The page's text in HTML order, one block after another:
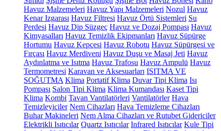
Havuz Malzemeleri Havuz Yapı Malzemeleri Nozul Havuz
Kenar Izgarası Havuz Filtresi Havuz Örtü Sistemleri Su
Perdesi Havuz Dip Süzgeç Havuz ve Dozaj Pompası Havuz
Kimyasalları Havuz Temizlik Ekipmanları Havuz Süpürge
Hortumu Havuz Kepçesi Havuz Robotu Havuz Süpürgesi ve
Fırçası Havuz Merdiveni Havuz Duşu ve Masaj Jeti Havuz
Aydınlatma ve Isıtma Havuz Trafosu Havuz Ampulü Havuz
Termometresi Karavan ve Aksesuarları ISITMA VE
SOĞUTMA Klima Portatif Klima Duvar Tipi Klima Isı
Pompası Salon Tipi Klima Klima Kumandası Kaset Tipi
Klima Kombi Tavan Vantilatörleri Vantilatörler Hava
Temizleyiciler Nem Cihazları Hava Temizleme Cihazları
Buhar Makineleri Nem Alma Cihazları ve Rutubet Gidericiler
Elektrikli Isıtıcılar Quartz Isıtıcılar Infrared Isıtıcılar Kule Tipi